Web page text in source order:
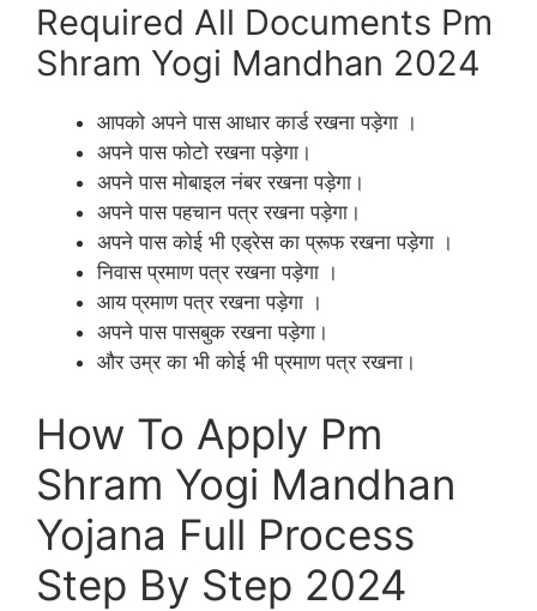
Required All Documents Pm
Shram Yogi Mandhan 2024
आपको अपने पास आधार कार्ड रखना पड़ेगा ।
अपने पास फोटो रखना पड़ेगा।
अपने पास मोबाइल नंबर रखना पड़ेगा।
अपने पास पहचान पत्र रखना पड़ेगा।
अपने पास कोई भी एड्रेस का प्रूफ रखना पड़ेगा ।
निवास प्रमाण पत्र रखना पड़ेगा ।
आय प्रमाण पत्र रखना पड़ेगा ।
अपने पास पासबुक रखना पड़ेगा।
और उम्र का भी कोई भी प्रमाण पत्र रखना।
How To Apply Pm
Shram Yogi Mandhan
Yojana Full Process
Step By Step 2024